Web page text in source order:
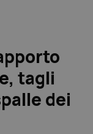
tagli
dei